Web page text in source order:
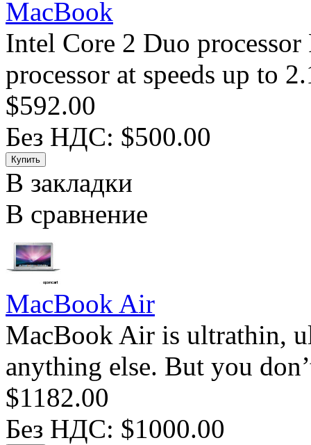
MacBook
Intel Core 2 Duo
processor at speeds up to
$592.00
Без НДС: $500.00
В закладки
В сравнение
MacBook Air
MacBook Air is ultrathin,
anything else. But you
$1182.00
Без НДС: $1000.00